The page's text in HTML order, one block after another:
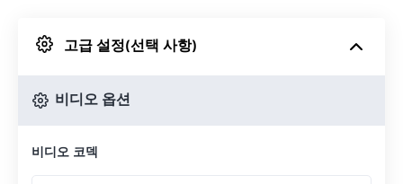
Google 드라이브에서
고급 설정(선택 사항)
비디오 옵션
비디오 코덱